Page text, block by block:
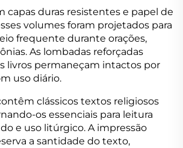
capas duras resistentes e papel de
volumes foram projetados para
frequente durante orações,
As lombadas reforçadas
livros permaneçam intactos por
uso diário.
clássicos textos religiosos
os essenciais para leitura
e uso litúrgico. A impressão
a santidade do texto,